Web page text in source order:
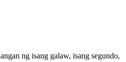
ng isang galaw, isang segundo,